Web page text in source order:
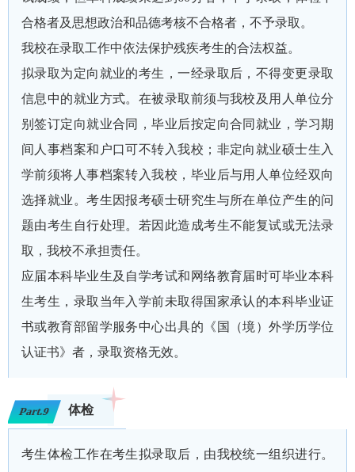
合格者及思想政治和品德考核不合格者，不予录取。
我校在录取工作中依法保护残疾考生的合法权益。
拟录取为定向就业的考生，一经录取后，不得变更录取
信息中的就业方式。在被录取前须与我校及用人单位分
别签订定向就业合同，毕业后按定向合同就业，学习期
间人事档案和户口可不转入我校；非定向就业硕士生入
学前须将人事档案转入我校，毕业后与用人单位经双向
选择就业。考生因报考硕士研究生与所在单位产生的问
题由考生自行处理。若因此造成考生不能复试或无法录
取，我校不承担责任。
应届本科毕业生及自学考试和网络教育届时可毕业本科
生考生，录取当年入学前未取得国家承认的本科毕业证
书或教育部留学服务中心出具的《国（境）外学历学位
认证书》者，录取资格无效。
Part.9 体检
考生体检工作在考生拟录取后，由我校统一组织进行。